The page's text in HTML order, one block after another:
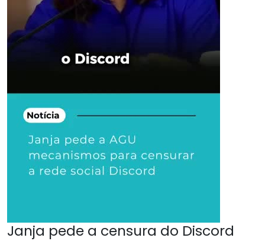
Janja pede a censura do Discord